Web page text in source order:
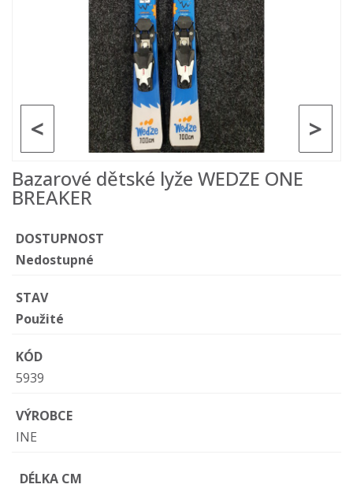
>
<
Bazarové dětské lyže WEDZE ONE
BREAKER
DOSTUPNOST
Nedostupné
STAV
Použité
KÓD
5939
VÝROBCE
INE
DÉLKA CM